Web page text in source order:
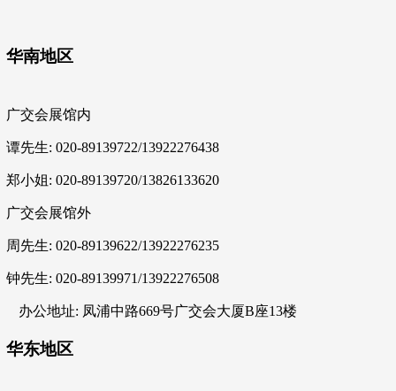
华南地区
广交会展馆内
谭先生: 020-89139722/13922276438
郑小姐: 020-89139720/13826133620
广交会展馆外
周先生: 020-89139622/13922276235
钟先生: 020-89139971/13922276508
办公地址: 凤浦中路669号广交会大厦B座13楼
华东地区